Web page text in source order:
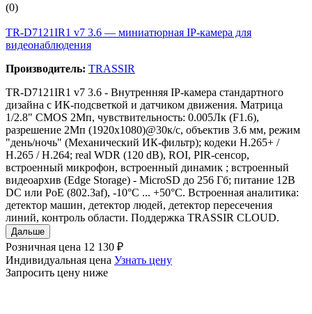
(0)
TR-D7121IR1 v7 3.6 — миниатюрная IP‑камера для
видеонаблюдения
Производитель: TRASSIR
TR-D7121IR1 v7 3.6 - Внутренняя IP-камера стандартного
дизайна с ИК-подсветкой и датчиком движения. Матрица
1/2.8" CMOS 2Мп, чувствительность: 0.005Лк (F1.6),
разрешение 2Мп (1920x1080)@30к/с, объектив 3.6 мм, режим
"день/ночь" (Механический ИК-фильтр); кодеки Н.265+ /
Н.265 / H.264; real WDR (120 dB), ROI, PIR-сенсор,
встроенный микрофон, встроенный динамик ; встроенный
видеоархив (Edge Storage) - MicroSD до 256 Гб; питание 12В
DC или PoE (802.3af), -10°C ... +50°C. Встроенная аналитика:
детектор машин, детектор людей, детектор пересечения
линий, контроль области. Поддержка TRASSIR CLOUD.
Дальше
Розничная цена 12 130 ₽
Индивидуальная цена Узнать цену
Запросить цену ниже